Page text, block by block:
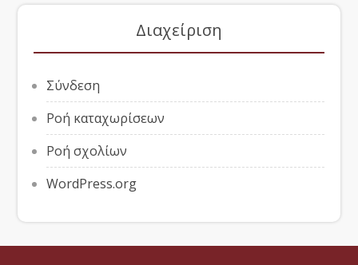
Διαχείριση
Σύνδεση
Ροή καταχωρίσεων
Ροή σχολίων
WordPress.org